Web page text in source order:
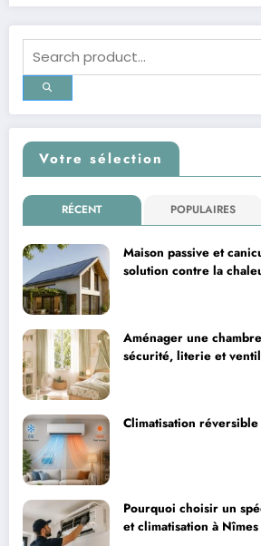
Votre sélection
RÉCENT POPULAIRES
Maison passive et
solution contre la
Aménager une
sécurité, literie et
Climatisation
Pourquoi choisir un
et climatisation à Nîmes